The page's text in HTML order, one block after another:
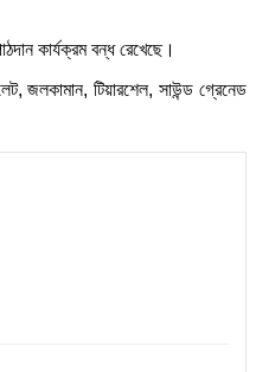
কার্যক্রম বন্ধ রেখেছে।
জলকামান, টিয়ারশেল, সাউন্ড গ্রেনেড